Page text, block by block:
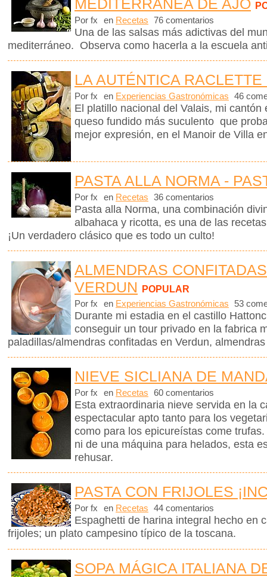
MEDITERRÁNEA DE AJO
Por fx en Recetas 76 comentarios
Una de las salsas más adictivas del
mediterráneo. Observa como hacerla a la escuela
LA AUTÉNTICA RACLETTE
Por fx en Experiencias Gastronómicas 46
El platillo nacional del Valais, mi
queso fundido más suculento que
mejor expresión, en el Manoir de Villa
PASTA ALLA NORMA -
Por fx en Recetas 36 comentarios
Pasta alla Norma, una combinación
albahaca y ricotta, es una de las
¡Un verdadero clásico que es todo un culto!
ALMENDRAS
VERDUN POPULAR
Por fx en Experiencias Gastronómicas 53
Durante mi estadia en el castillo
conseguir un tour privado en la fabrica
paladillas/almendras confitadas en Verdun,
NIEVE SICLIANA DE
Por fx en Recetas 60 comentarios
Esta extraordinaria nieve servida en la
espectacular apto tanto para los
como para los epicureístas come
ni de una máquina para helados, esta
rehusar.
PASTA CON FRIJOLES
Por fx en Recetas 44 comentarios
Espaghetti de harina integral hecho en
frijoles; un plato campesino típico de la toscana.
SOPA MÁGICA ITALIANA